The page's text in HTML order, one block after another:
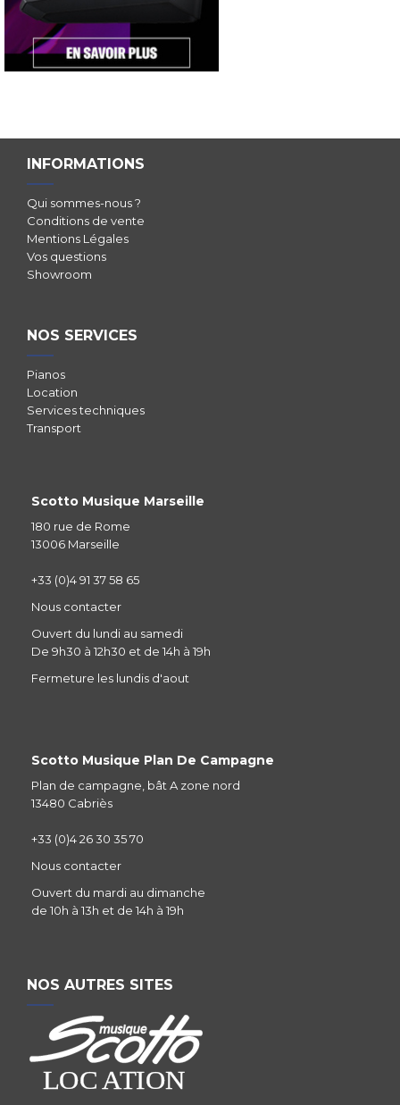
INFORMATIONS
Qui sommes-nous ?
Conditions de vente
Mentions Légales
Vos questions
Showroom
NOS SERVICES
Pianos
Location
Services techniques
Transport
Scotto Musique Marseille
180 rue de Rome
13006 Marseille
+33 (0)4 91 37 58 65
Nous contacter
Ouvert du lundi au samedi
De 9h30 à 12h30 et de 14h à 19h
Fermeture les lundis d'aout
Scotto Musique Plan De Campagne
Plan de campagne, bât A zone nord
13480 Cabriès
+33 (0)4 26 30 35 70
Nous contacter
Ouvert du mardi au dimanche
de 10h à 13h et de 14h à 19h
NOS AUTRES SITES